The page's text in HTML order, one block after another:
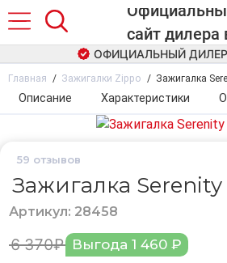
ОФИЦИАЛЬНЫЙ
Главная Зажигалки Zippo Зажигалка
Описание Характеристики
59 отзывов
Зажигалка Serenity
Артикул: 28458
6 370₽ Выгода 1 460 ₽